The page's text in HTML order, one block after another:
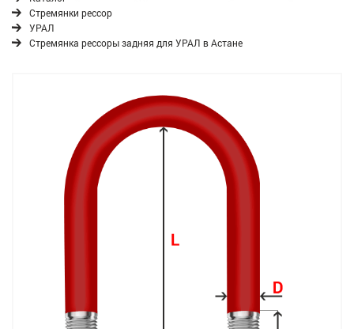
Стремянки рессор
УРАЛ
Стремянка рессоры задняя для УРАЛ в Астане